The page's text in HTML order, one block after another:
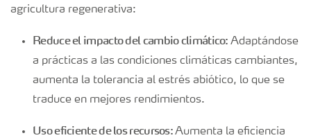
agricultura regenerativa:
Reduce el impacto del cambio climático: Adaptándose
a prácticas a las condiciones climáticas cambiantes,
aumenta la tolerancia al estrés abiótico, lo que se
traduce en mejores rendimientos.
Uso eficiente de los recursos:Aumenta la eficiencia